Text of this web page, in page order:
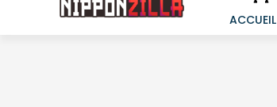
ACCUEIL